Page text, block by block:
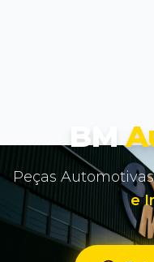
BM
Peças
e